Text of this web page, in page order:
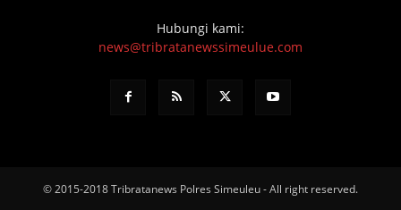
Hubungi kami:
news@tribratanewssimeulue.com
© 2015-2018 Tribratanews Polres Simeuleu - All right reserved.